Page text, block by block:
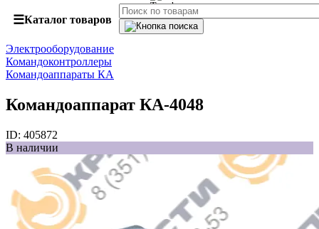
☰Каталог товаров
Электрооборудование
Командоконтроллеры
Командоаппараты КА
Командоаппарат КА-4048
ID: 405872
В наличии